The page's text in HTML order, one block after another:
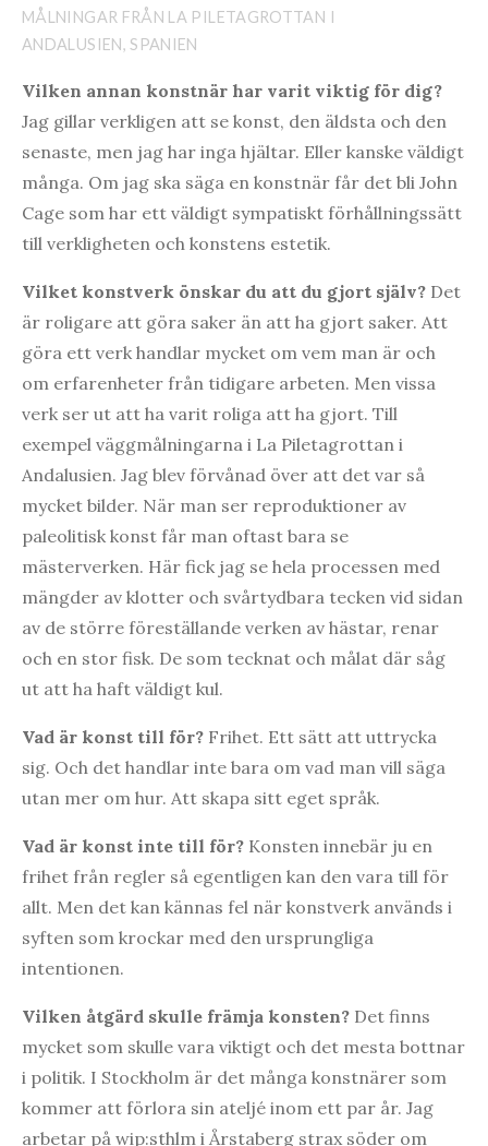
MÅLNINGAR FRÅN LA PILETAGROTTAN I
ANDALUSIEN, SPANIEN
Vilken annan konstnär har varit viktig för dig?
Jag gillar verkligen att se konst, den äldsta och den
senaste, men jag har inga hjältar. Eller kanske väldigt
många. Om jag ska säga en konstnär får det bli John
Cage som har ett väldigt sympatiskt förhållningssätt
till verkligheten och konstens estetik.
Vilket konstverk önskar du att du gjort själv? Det
är roligare att göra saker än att ha gjort saker. Att
göra ett verk handlar mycket om vem man är och
om erfarenheter från tidigare arbeten. Men vissa
verk ser ut att ha varit roliga att ha gjort. Till
exempel väggmålningarna i La Piletagrottan i
Andalusien. Jag blev förvånad över att det var så
mycket bilder. När man ser reproduktioner av
paleolitisk konst får man oftast bara se
mästerverken. Här fick jag se hela processen med
mängder av klotter och svårtydbara tecken vid sidan
av de större föreställande verken av hästar, renar
och en stor fisk. De som tecknat och målat där såg
ut att ha haft väldigt kul.
Vad är konst till för? Frihet. Ett sätt att uttrycka
sig. Och det handlar inte bara om vad man vill säga
utan mer om hur. Att skapa sitt eget språk.
Vad är konst inte till för? Konsten innebär ju en
frihet från regler så egentligen kan den vara till för
allt. Men det kan kännas fel när konstverk används i
syften som krockar med den ursprungliga
intentionen.
Vilken åtgärd skulle främja konsten? Det finns
mycket som skulle vara viktigt och det mesta bottnar
i politik. I Stockholm är det många konstnärer som
kommer att förlora sin ateljé inom ett par år. Jag
arbetar på wip:sthlm i Årstaberg strax söder om